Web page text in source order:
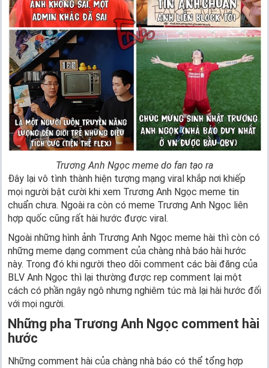
Trương Anh Ngọc meme do fan tạo ra
Đây lại vô tình thành hiện tượng mạng viral khắp nơi khiếp
mọi người bật cười khi xem Trương Anh Ngọc meme tin
chuẩn chưa. Ngoài ra còn có meme Trương Anh Ngọc liên
hợp quốc cũng rất hài hước được viral.
Ngoài những hình ảnh Trương Anh Ngọc meme hài thì còn có
những meme dạng comment của chàng nhà báo hài hước
này. Trong đó khi người theo dõi comment các bài đăng của
BLV Anh Ngọc thì lại thường được rep comment lại một
cách có phần ngây ngô nhưng nghiêm túc mà lại hài hước đối
với mọi người.
Những pha Trương Anh Ngọc comment hài
hước
Những comment hài của chàng nhà báo có thể tổng hợp